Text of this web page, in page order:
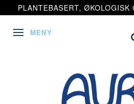
PLANTEBASERT, ØKOLOGISK
VEKSLE NAVIGASJON
MENY